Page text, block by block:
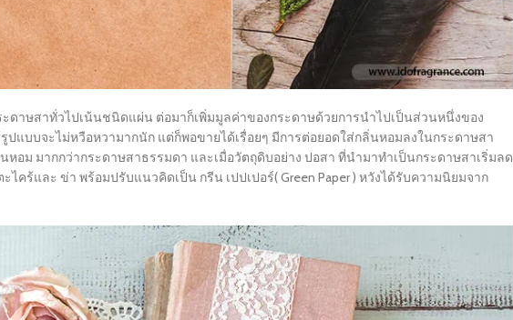
ดาษสาทั่วไปเน้นชนิดแผ่น ต่อมาก็เพิ่มมูลค่าของกระดาษด้วยการนำไปเป็นส่วนหนึ่งของ
แบบจะไม่หวือหวามากนัก แต่ก็พอขายได้เรื่อยๆ มีการต่อยอดใส่กลิ่นหอมลงในกระดาษสา
อม มากกว่ากระดาษสาธรรมดา และเมื่อวัตถุดิบอย่าง ปอสา ที่นำมาทำเป็นกระดาษสาเริ่มลด
คร้และ ข่า พร้อมปรับแนวคิดเป็น กรีน เปปเปอร์( Green Paper ) หวังได้รับความนิยมจาก